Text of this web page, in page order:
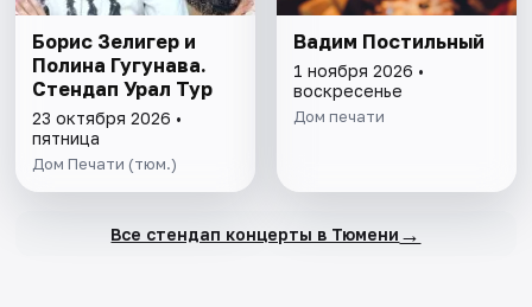
Борис Зелигер и
Полина Гугунава.
Стендап Урал Тур
23 октября 2026 •
пятница
Дом Печати (тюм.)
Вадим Постильный
1 ноября 2026 •
воскресенье
Дом печати
Все стендап концерты в Тюмени →